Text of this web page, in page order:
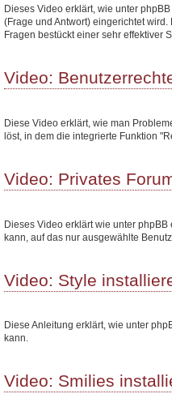
Dieses Video erklärt, wie unter
(Frage und Antwort) eingerichtet
Fragen bestückt einer sehr effektiver
Video:
Diese Video erklärt, wie man
löst, in dem die integrierte Funktion
Video: Privates
Dieses Video erklärt wie unter
kann, auf das nur ausgewählte
Video: Style
Diese Anleitung erklärt, wie unter
kann.
Video: Smilies